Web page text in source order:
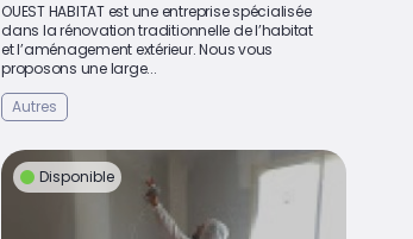
OUEST HABITAT est une entreprise spécialisée
dans la rénovation traditionnelle de l’habitat
et l’aménagement extérieur. Nous vous
proposons une large...
Autres
Disponible